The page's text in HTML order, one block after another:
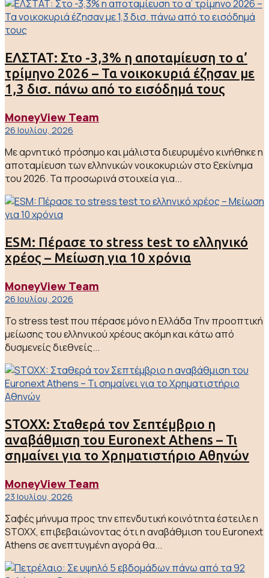
ΕΛΣΤΑΤ: Στο -3,3% η αποταμίευση το α’
τρίμηνο 2026 – Τα νοικοκυριά έζησαν με
1,3 δισ. πάνω από το εισόδημά τους
MoneyView Team
26 Ιουλίου, 2026
Με αρνητικό πρόσημο και μάλιστα διευρυμένο κινήθηκε η
αποταμίευση των ελληνικών νοικοκυριών στο ξεκίνημα
του 2026. Τα προσωρινά στοιχεία για...
ESM: Πέρασε το stress test το ελληνικό
χρέος – Μείωση για 10 χρόνια
MoneyView Team
26 Ιουλίου, 2026
Το stress test που πέρασε μόνο η Ελλάδα Την προοπτική
μείωσης του ελληνικού χρέους ακόμη και κάτω από
δυσμενείς διεθνείς...
STOXX: Σταθερά τον Σεπτέμβριο η
αναβάθμιση του Euronext Athens – Τι
σημαίνει για το Χρηματιστήριο Αθηνών
MoneyView Team
23 Ιουλίου, 2026
Σαφές μήνυμα προς την επενδυτική κοινότητα έστειλε η
STOXX, επιβεβαιώνοντας ότι η αναβάθμιση του Euronext
Athens σε ανεπτυγμένη αγορά θα...